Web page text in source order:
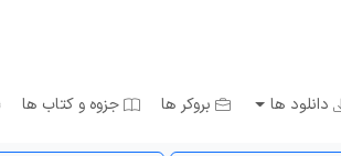
دانلود ها بروکر ها جزوه و کتاب ها